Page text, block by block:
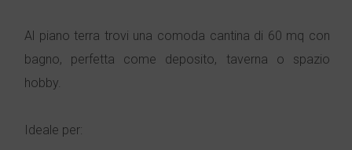
Al piano terra trovi una comoda cantina di 60 mq con
bagno, perfetta come deposito, taverna o spazio
hobby.
Ideale per: